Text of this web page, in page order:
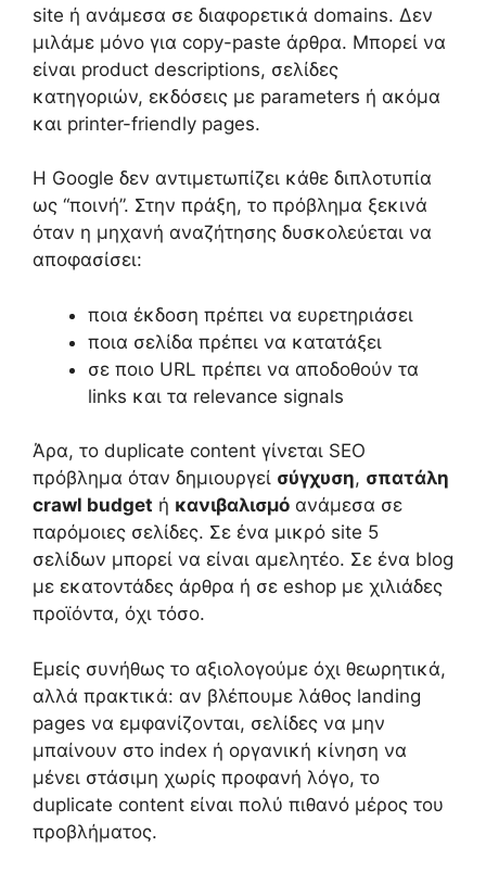
site ή ανάμεσα σε διαφορετικά domains. Δεν
μιλάμε μόνο για copy-paste άρθρα. Μπορεί να
είναι product descriptions, σελίδες
κατηγοριών, εκδόσεις με parameters ή ακόμα
και printer-friendly pages.
Η Google δεν αντιμετωπίζει κάθε διπλοτυπία
ως “ποινή”. Στην πράξη, το πρόβλημα ξεκινά
όταν η μηχανή αναζήτησης δυσκολεύεται να
αποφασίσει:
ποια έκδοση πρέπει να ευρετηριάσει
ποια σελίδα πρέπει να κατατάξει
σε ποιο URL πρέπει να αποδοθούν τα
links και τα relevance signals
Άρα, το duplicate content γίνεται SEO
πρόβλημα όταν δημιουργεί σύγχυση, σπατάλη
crawl budget ή κανιβαλισμό ανάμεσα σε
παρόμοιες σελίδες. Σε ένα μικρό site 5
σελίδων μπορεί να είναι αμελητέο. Σε ένα blog
με εκατοντάδες άρθρα ή σε eshop με χιλιάδες
προϊόντα, όχι τόσο.
Εμείς συνήθως το αξιολογούμε όχι θεωρητικά,
αλλά πρακτικά: αν βλέπουμε λάθος landing
pages να εμφανίζονται, σελίδες να μην
μπαίνουν στο index ή οργανική κίνηση να
μένει στάσιμη χωρίς προφανή λόγο, το
duplicate content είναι πολύ πιθανό μέρος του
προβλήματος.